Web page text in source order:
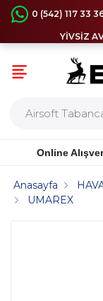
0 (542) 117 33
YİVSİZ
Online
Anasayfa
UMAREX